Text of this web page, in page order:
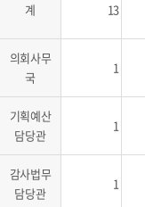
계 13
의회사무
국
1
기획예산
담당관
1
감사법무
담당관
1